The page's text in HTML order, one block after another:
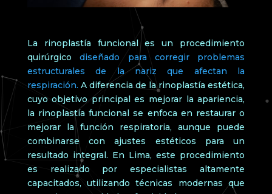
La rinoplastía funcional es un procedimiento
quirúrgicodiseñado para corregir problemas
estructurales de la nariz que afectan la
respiración. A diferencia de la rinoplastía estética,
cuyo objetivo principal es mejorar la apariencia,
la rinoplastía funcional se enfoca en restaurar o
mejorar la función respiratoria, aunque puede
combinarse con ajustes estéticos para un
resultado integral. En Lima, este procedimiento
es realizado por especialistas altamente
capacitados, utilizando técnicas modernas que